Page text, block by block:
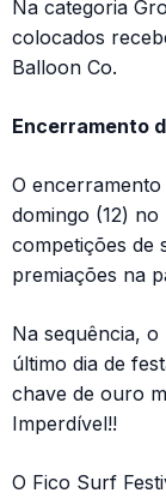
Na categoria
colocados
Balloon Co.
Encerramento
O
domingo (12)
competições de
premiações na
Na sequência,
último dia de
chave de ouro
Imperdível!!
O Fico Surf